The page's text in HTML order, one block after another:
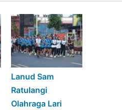
Lanud Sam
Ratulangi
Olahraga Lari